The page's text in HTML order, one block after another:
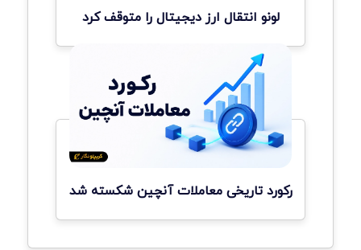
لونو انتقال ارز دیجیتال را متوقف کرد
رکورد تاریخی معاملات آنچین شکسته شد